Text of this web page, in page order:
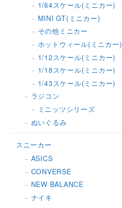
1/64スケール(ミニカー)
MINI GT(ミニカー)
その他ミニカー
ホットウィール(ミニカー)
1/12スケール(ミニカー)
1/18スケール(ミニカー)
1/43スケール(ミニカー)
ラジコン
ミニッツシリーズ
ぬいぐるみ
スニーカー
ASICS
CONVERSE
NEW BALANCE
ナイキ